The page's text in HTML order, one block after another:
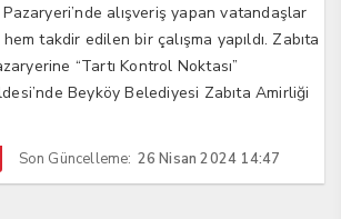
Pazaryeri’nde alışveriş yapan vatandaşlar
takdir edilen bir çalışma yapıldı. Zabıta
“Tartı Kontrol Noktası”
Beyköy Belediyesi Zabıta Amirliği
Son Güncelleme: 26 Nisan 2024 14:47